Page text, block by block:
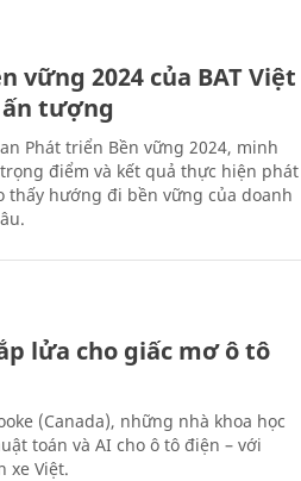
vững 2024 của BAT Việt
tượng
Phát triển Bền vững 2024, minh
điểm và kết quả thực hiện phát
hướng đi bền vững của doanh
lửa cho giấc mơ ô tô
(Canada), những nhà khoa học
toán và AI cho ô tô điện – với
xe Việt.